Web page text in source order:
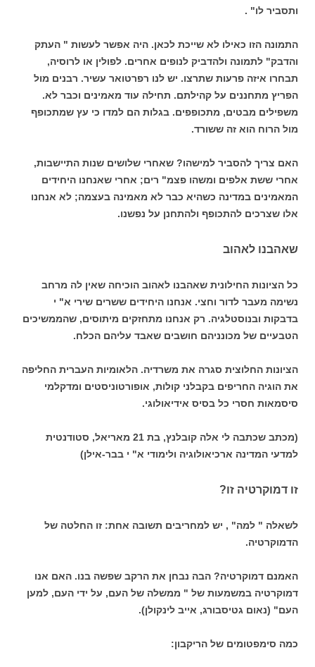
ותסביר לו" .
התמונה הזו כאילו לא שייכת לכאן. היה אפשר לעשות " העתק
והדבק" לתמונה ולהדביק לנופים אחרים. לפולין או לרוסיה,
תבחרו איזה פרעות שתרצו. יש לנו רפרטואר עשיר. רבנים מול
הפריץ מתחננים על קהילתם. תחילה עוד מאמינים וכבר לא.
משפילים מבטים, מתכופפים. בגלות הם למדו כי עץ שמתכופף
מול הרוח הוא זה ששורד.
האם צריך להסביר למישהו? שאחרי שלושים שנות התיישבות,
אחרי ששת אלפים ומשהו פצמ" רים; אחרי שאנחנו היחידים
המאמינים במדינה כשהיא כבר לא מאמינה בעצמה; לא אנחנו
אלו שצרכים להתכופף ולהתחנן על נפשנו.
שאהבנו לאהוב
כל הציונות החילונית שאהבנו לאהוב הוכיחה שאין לה מרחב
נשימה מעבר לדור וחצי. אנחנו היחידים ששרים שירי א" י
בדבקות ובנוסטלגיה. רק אנחנו מתחזקים מיתוסים, שהממשיכים
הטבעיים של מכונניהם חושבים שאבד עליהם הכלח.
הציונות החלוצית סגרה את משרדיה. הלאומיות העברית החליפה
את הוגיה החריפים בקבלני קולות, אופורטוניסטים ומדקלמי
סיסמאות חסרי כל בסיס אידיאולוגי.
(מכתב שכתבה לי אלה קובלנץ, בת 21 מאריאל, סטודנטית
למדעי המדינה ארכיאולוגיה ולימודי א" י בבר-אילן)
זו דמוקרטיה זו?
לשאלה " למה" , יש למחריבים תשובה אחת: זו החלטה של
הדמוקרטיה.
האמנם דמוקרטיה? הבה נבחן את הרקב שפשה בנו. האם אנו
דמוקרטיה במשמעות של " ממשלה של העם, על ידי העם, למען
העם" (נאום גטיסבורג, אייב לינקולן).
כמה סימפטומים של הריקבון: